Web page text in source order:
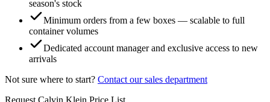
season's stock
Minimum orders from a few boxes — scalable to full
container volumes
Dedicated account manager and exclusive access to new
arrivals
Not sure where to start? Contact our sales department
Request Calvin Klein Price List